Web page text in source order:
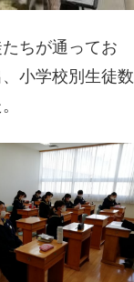
ちが通ってお
小学校別生徒数